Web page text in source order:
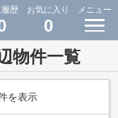
歴 お気に入り
0
メニュー
物件一覧
を表示